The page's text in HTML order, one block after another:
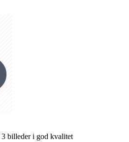
billeder i god kvalitet